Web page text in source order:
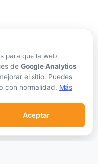
para que la web
de Google Analytics
el sitio. Puedes
con normalidad. Más
Aceptar